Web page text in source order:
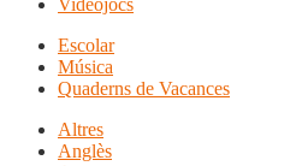
Videojocs
Escolar
Música
Quaderns de Vacances
Altres
Anglès